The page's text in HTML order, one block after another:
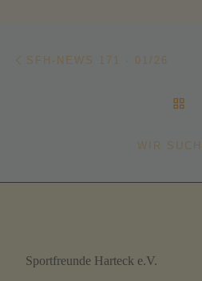
Beitragsnavigation
SFH-NEWS 171 · 01/26
WIR
Sportfreunde Harteck e.V.